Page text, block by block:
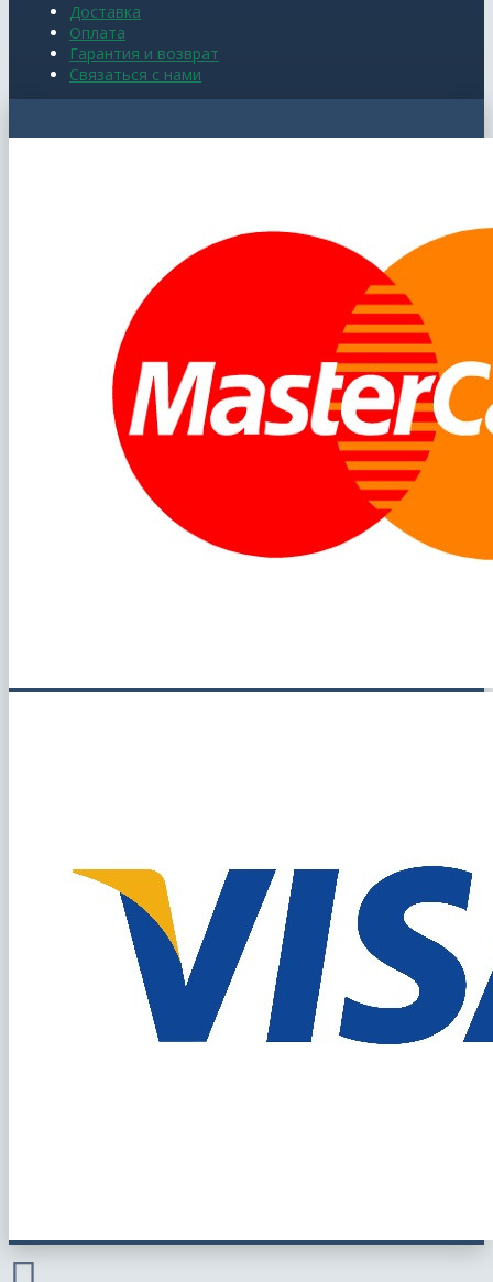
Доставка
Оплата
Гарантия и возврат
Связаться с нами